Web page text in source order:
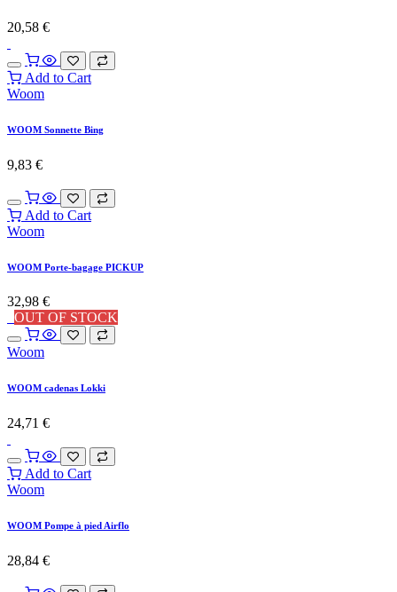
20,58 €
Add to Cart
Woom
WOOM Sonnette Bing
9,83 €
Add to Cart
Woom
WOOM Porte-bagage PICKUP
32,98 €
OUT OF STOCK
Woom
WOOM cadenas Lokki
24,71 €
Add to Cart
Woom
WOOM Pompe à pied Airflo
28,84 €